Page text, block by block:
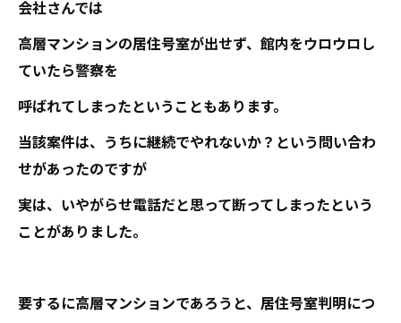
会社さんでは
高層マンションの居住号室が出せず、館内をウロウロし
ていたら警察を
呼ばれてしまったということもあります。
当該案件は、うちに継続でやれないか？という問い合わ
せがあったのですが
実は、いやがらせ電話だと思って断ってしまったという
ことがありました。
要するに高層マンションであろうと、居住号室判明につ